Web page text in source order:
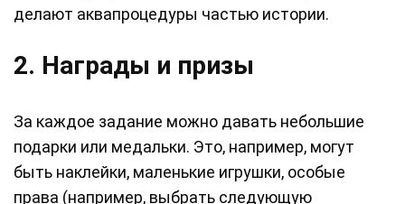
делают аквапроцедуры частью истории.
2. Награды и призы
За каждое задание можно давать небольшие
подарки или медальки. Это, например, могут
быть наклейки, маленькие игрушки, особые
права (например, выбрать следующую